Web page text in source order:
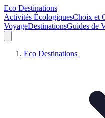
Eco Destinations
Activités ÉcologiquesChoix et
VoyageDestinationsGuides de
Eco Destinations